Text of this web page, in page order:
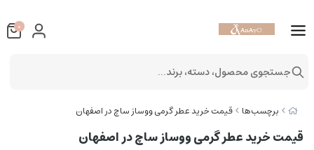
برچسب‌ها قیمت خرید عطر گرمی ووساز ساچ در اصفهان
قیمت خرید عطر گرمی ووساز ساچ در اصفهان
0
جستجوی محصول، دسته، برند...